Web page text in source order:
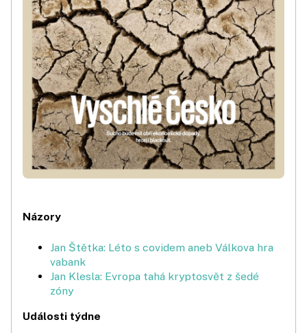
Názory
Jan Štětka: Léto s covidem aneb Válkova hra
vabank
Jan Klesla: Evropa tahá kryptosvět z šedé
zóny
Události týdne